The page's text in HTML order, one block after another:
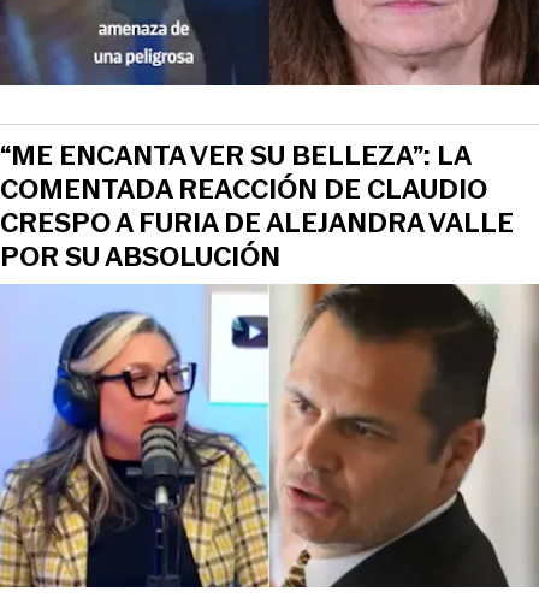
“ME ENCANTA VER SU BELLEZA”: LA
COMENTADA REACCIÓN DE CLAUDIO
CRESPO A FURIA DE ALEJANDRA VALLE
POR SU ABSOLUCIÓN